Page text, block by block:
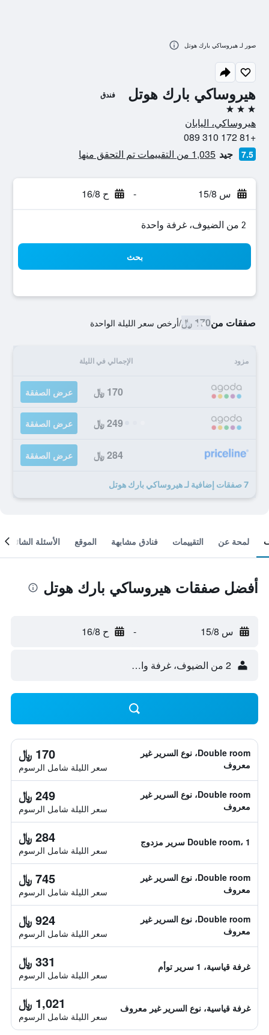
هيروساكي بارك هوتل فندق
3 نجوم
هيروساكي، اليابان
+81 172 310 089
7.5 جيد 1,035 من التقييمات تم التحقق منها
س 15/8 - ح 16/8
2 من الضيوف، غرفة واحدة
بحث
صفقات من170 ﷼ /أرخص سعر الليلة الواحدة
مزود الإجمالي في الليلة
170 ﷼ عرض الصفقة
249 ﷼ عرض الصفقة
284 ﷼ عرض الصفقة
7 صفقات إضافية لـ هيروساكي بارك هوتل
صور لـ هيروساكي بارك هوتل
لمحة عن التقييمات فنادق مشابهة الموقع الأسئلة الشائعة
أفضل صفقات هيروساكي بارك هوتل
س 15/8 - ح 16/8
2 من الضيوف، غرفة واحدة
Double room، نوع السرير غير
معروف
170 ﷼
سعر الليلة شامل الرسوم
Double room، نوع السرير غير
معروف
249 ﷼
سعر الليلة شامل الرسوم
Double room، 1 سرير مزدوج 284 ﷼
سعر الليلة شامل الرسوم
Double room، نوع السرير غير
معروف
745 ﷼
سعر الليلة شامل الرسوم
Double room، نوع السرير غير
معروف
924 ﷼
سعر الليلة شامل الرسوم
غرفة قياسية، 1 سرير توأم 331 ﷼
سعر الليلة شامل الرسوم
غرفة قياسية، نوع السرير غير معروف 1,021 ﷼
سعر الليلة شامل الرسوم